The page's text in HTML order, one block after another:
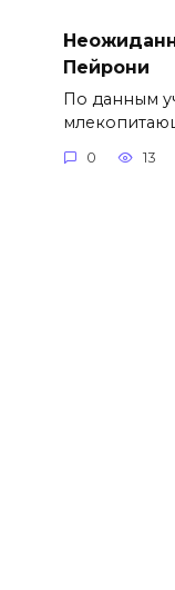
Пейрони
По данным
0 13